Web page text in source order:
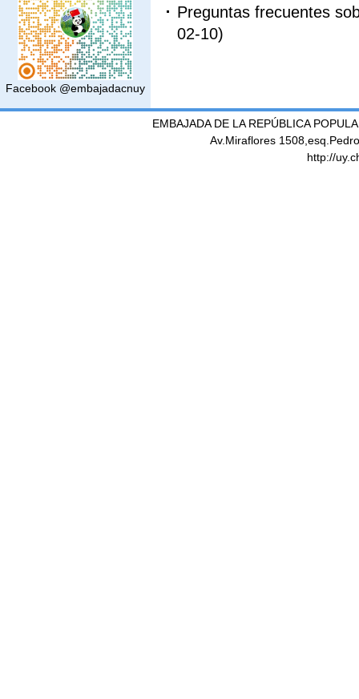
Facebook @embajadacnuy
Preguntas frecuentes
02-10)
EMBAJADA DE LA REPÚBLICA
Av.Miraflores
http://